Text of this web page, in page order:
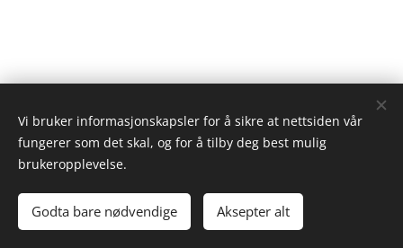
Cookies
Vi bruker informasjonskapsler for å sikre at nettsiden vår
fungerer som det skal, og for å tilby deg best mulig
brukeropplevelse.
Godta bare nødvendige Aksepter alt